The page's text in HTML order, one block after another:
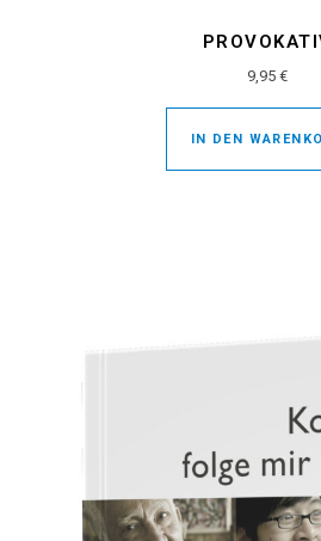
9,95 €
IN DEN